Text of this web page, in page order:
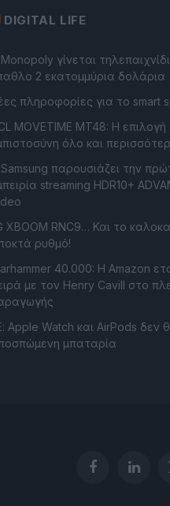
DIGITAL LIFE
γίνεται
2 εκατομμύρια δολάρια
πληροφορίες για το smart
MOVETIME MT48: Η επιλογή
όλο και
παρουσιάζει την
streaming HDR10+
XBOOM RNC9… Και το
ρυθμό!
40.000: Η Amazon
με τον Henry Cavill στο
Apple Watch και AirPods δεν
μπαταρία
Facebook